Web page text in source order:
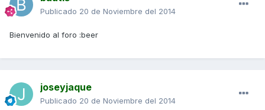
Publicado 20 de Noviembre del 2014
Bienvenido al foro :beer
joseyjaque
Publicado 20 de Noviembre del 2014